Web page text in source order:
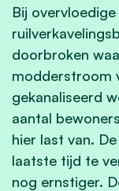
Bij
doorbroken
modderstroom
gekanaliseerd
aantal
hier last van.
laatste tijd te
nog ernstiger.